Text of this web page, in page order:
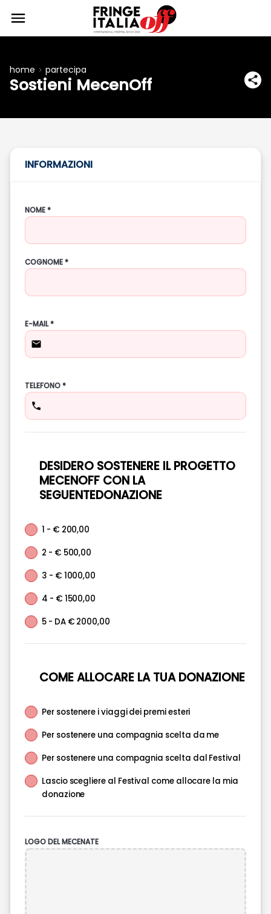
home partecipa
Sostieni MecenOff
INFORMAZIONI
NOME *
COGNOME *
E-MAIL *
TELEFONO *
DESIDERO SOSTENERE IL PROGETTO
MECENOFF CON LA
SEGUENTEDONAZIONE
1 - € 200,00
2 - € 500,00
3 - € 1000,00
4 - € 1500,00
5 - DA € 2000,00
COME ALLOCARE LA TUA DONAZIONE
Per sostenere i viaggi dei premi esteri
Per sostenere una compagnia scelta da me
Per sostenere una compagnia scelta dal Festival
Lascio scegliere al Festival come allocare la mia
donazione
LOGO DEL MECENATE